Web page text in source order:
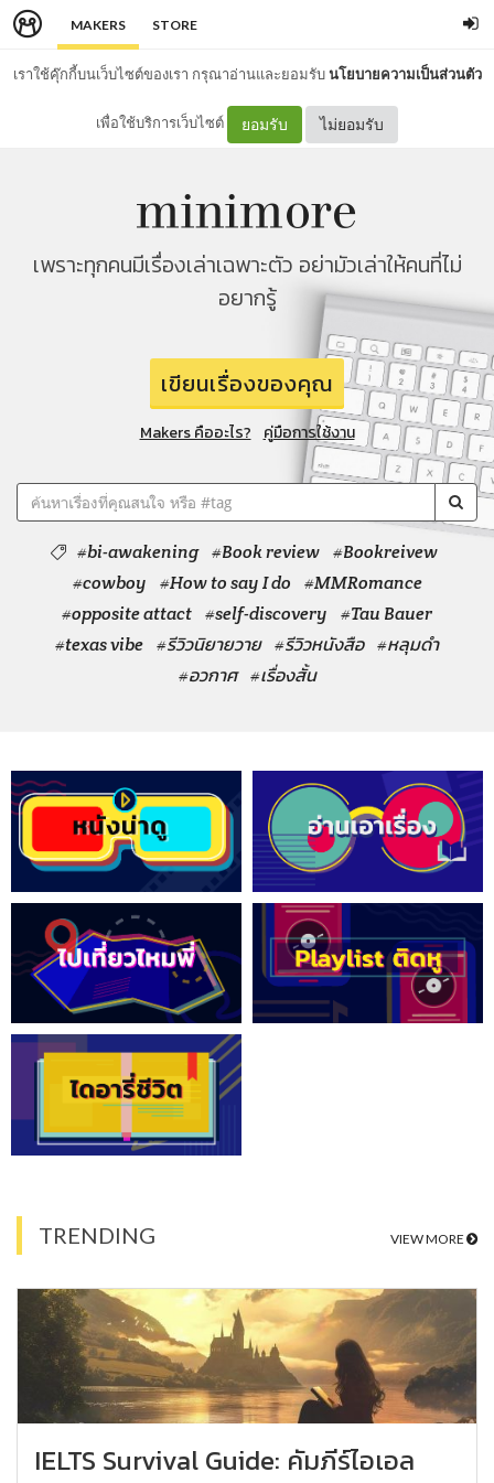
MAKERS STORE
เราใช้คุ๊กกี้บนเว็บไซต์ของเรา กรุณาอ่านและยอมรับนโยบายความเป็นส่วนตัว
เพื่อใช้บริการเว็บไซต์ ยอมรับ ไม่ยอมรับ
เพราะทุกคนมีเรื่องเล่าเฉพาะตัว อย่ามัวเล่าให้คนที่ไม่
อยากรู้
เขียนเรื่องของคุณ
Makers คืออะไร? คู่มือการใช้งาน
#bi-awakening #Book review #Bookreivew
#cowboy
#How to say I do
#MMRomance
#opposite attact #self-discovery
#Tau Bauer
#texas vibe #รีวิวนิยายวาย #รีวิวหนังสือ #หลุมดำ
#อวกาศ #เรื่องสั้น
TRENDING VIEW MORE
IELTS Survival Guide: คัมภีร์ไอเอล